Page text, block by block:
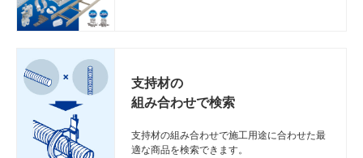
支持材の
組み合わせで検索
支持材の組み合わせで施工用途に合わせた最
適な商品を検索できます。